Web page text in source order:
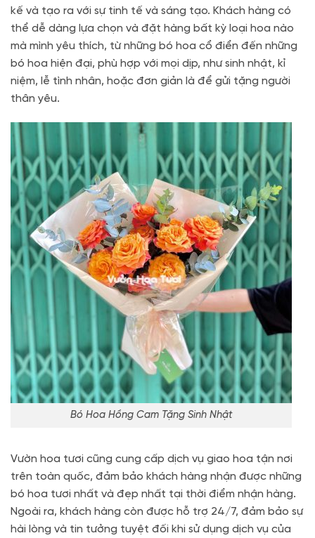
kế và tạo ra với sự tinh tế và sáng tạo. Khách hàng có
thể dễ dàng lựa chọn và đặt hàng bất kỳ loại hoa nào
mà mình yêu thích, từ những bó hoa cổ điển đến những
bó hoa hiện đại, phù hợp với mọi dịp, như sinh nhật, kỉ
niệm, lễ tình nhân, hoặc đơn giản là để gửi tặng người
thân yêu.
Bó Hoa Hồng Cam Tặng Sinh Nhật
Vườn hoa tươi cũng cung cấp dịch vụ giao hoa tận nơi
trên toàn quốc, đảm bảo khách hàng nhận được những
bó hoa tươi nhất và đẹp nhất tại thời điểm nhận hàng.
Ngoài ra, khách hàng còn được hỗ trợ 24/7, đảm bảo sự
hài lòng và tin tưởng tuyệt đối khi sử dụng dịch vụ của